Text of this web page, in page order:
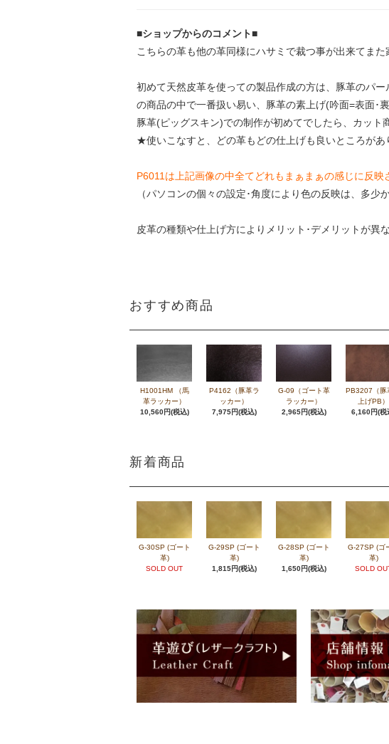
■ショップからのコメント■
こちらの革も他の革同様にハサミで裁つ事が出来てまた
初めて天然皮革を使っての製品作成の方は、豚革のパ
の商品の中で一番扱い易い、豚革の素上げ(吟面=表面･
豚革(ピッグスキン)での制作が初めてでしたら、カッ
★使いこなすと、どの革もどの仕上げも良いところがあ
P6011は上記画像の中全てどれもまぁまぁの感じに反
（パソコンの個々の設定･角度により色の反映は、
皮革の種類や仕上げ方によりメリット･デメリットが異
おすすめ商品
H1001HM （馬
革ラッカー）
10,560円(税込)
P4162（豚革ラ
ッカー）
7,975円(税込)
G-09（ゴート革
ラッカー）
2,965円(税込)
PB3207（豚
上げPB）
6,160円(税
新着商品
G-30SP (ゴート
革)
SOLD OUT
G-29SP (ゴート
革)
1,815円(税込)
G-28SP (ゴート
革)
1,650円(税込)
G-27SP (ゴ
革)
SOLD